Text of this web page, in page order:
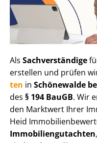
Als Sachverständige
erstellen und prüfen
ten in Schönewalde
des § 194 BauGB. Wir
den Marktwert Ihrer
Heid
Im­mo­bi­li­en­gut­ach­ten